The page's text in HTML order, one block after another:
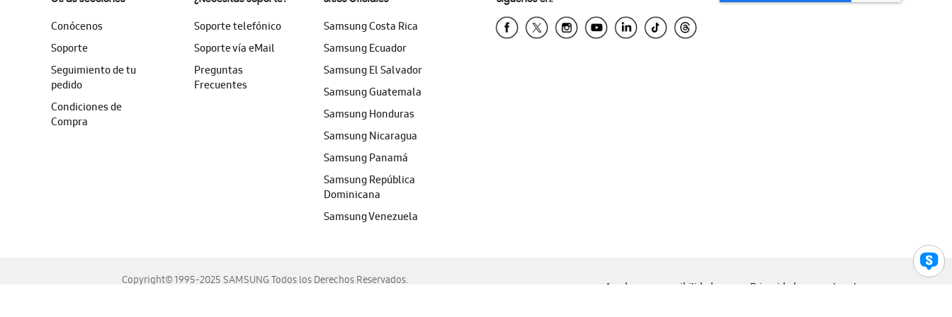
Conócenos
Soporte
Seguimiento de tu
pedido
Condiciones de
Compra
Soporte telefónico
Soporte vía eMail
Preguntas
Frecuentes
Samsung Costa Rica
Samsung Ecuador
Samsung El Salvador
Samsung Guatemala
Samsung Honduras
Samsung Nicaragua
Samsung Panamá
Samsung República
Dominicana
Samsung Venezuela
Copyright© 1995-2025 SAMSUNG Todos los Derechos Reservados.
Ayuda para accesibilidad Privacidad Legal